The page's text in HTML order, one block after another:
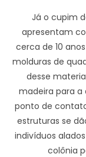
Já o cupim
apresentam
cerca de 10
molduras de
desse
madeira para a
ponto de
estruturas se
indivíduos
colônia